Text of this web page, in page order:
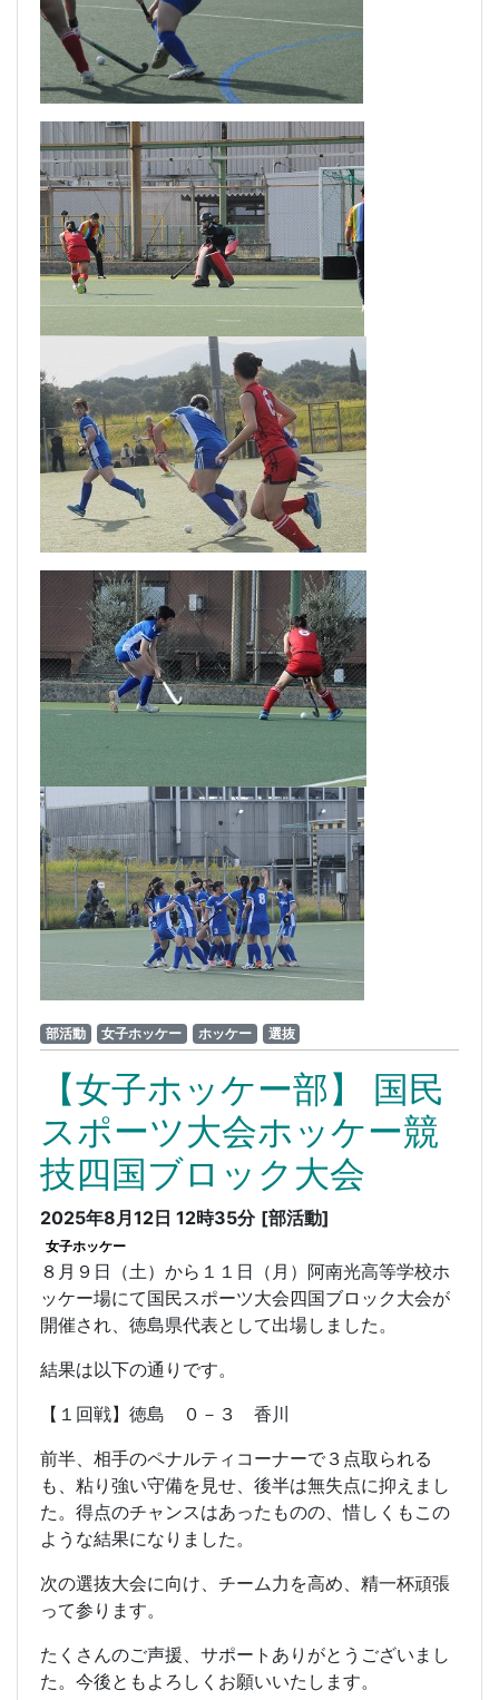
部活動 女子ホッケー ホッケー 選抜
【女子ホッケー部】 国民
スポーツ大会ホッケー競
技四国ブロック大会
2025年8月12日 12時35分 [部活動]
女子ホッケー
８月９日（土）から１１日（月）阿南光高等学校ホ
ッケー場にて国民スポーツ大会四国ブロック大会が
開催され、徳島県代表として出場しました。
結果は以下の通りです。
【１回戦】徳島 ０－３
香川
前半、相手のペナルティコーナーで３点取られる
も、粘り強い守備を見せ、後半は無失点に抑えまし
た。得点のチャンスはあったものの、惜しくもこの
ような結果になりました。
次の選抜大会に向け、チーム力を高め、精一杯頑張
って参ります。
たくさんのご声援、サポートありがとうございまし
た。今後ともよろしくお願いいたします。